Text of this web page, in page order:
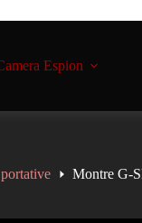
Espion
Montre G-
Livraison gratuite en France